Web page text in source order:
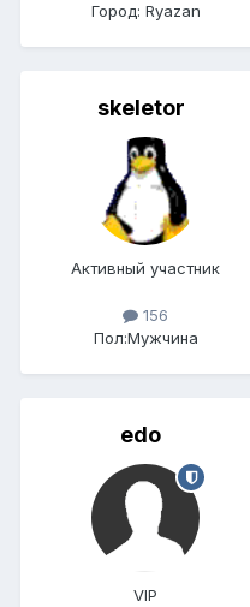
Город: Ryazan
skeletor
Активный участник
156
Пол:Мужчина
edo
VIP